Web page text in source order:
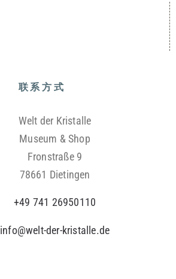
联系方式
Welt der Kristalle
Museum & Shop
Fronstraße 9
78661 Dietingen
+49 741 26950110
info@welt-der-kristalle.de